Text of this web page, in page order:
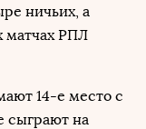
ничьих, а
матчах РПЛ
14-е место с
сыграют на